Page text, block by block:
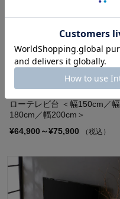
ローテレビ台 ＜幅150cm／幅
180cm／幅200cm＞
¥64,900～¥75,900
（税込）